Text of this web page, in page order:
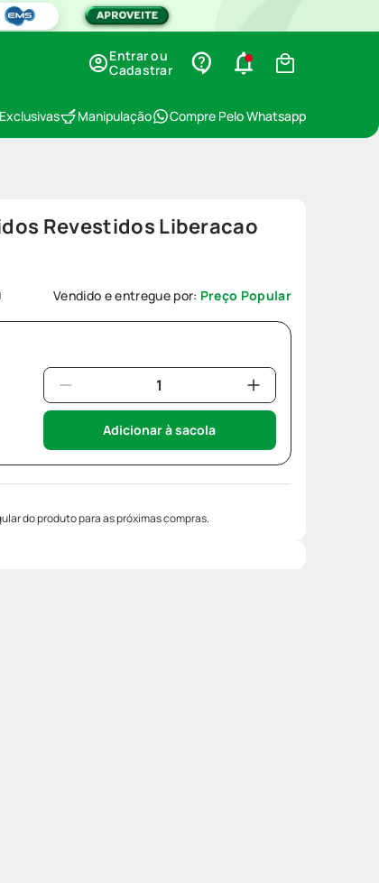
Entrar ou
Cadastrar
Manipulação Compre Pelo Whatsapp
Revestidos Liberacao
Vendido e entregue por: Preço Popular
Adicionar à sacola
do produto para as próximas compras.